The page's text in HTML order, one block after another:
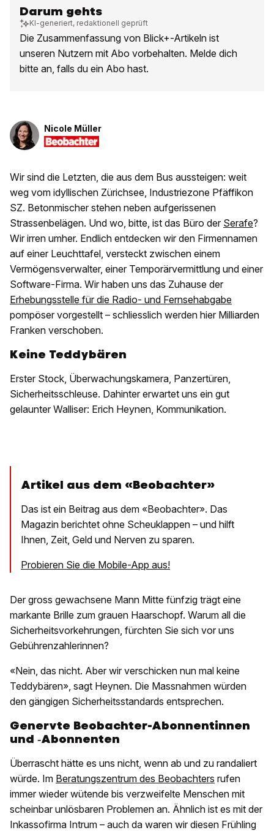
Darum gehts
KI-generiert, redaktionell geprüft
Die Zusammenfassung von Blick+-Artikeln ist
unseren Nutzern mit Abo vorbehalten. Melde dich
bitte an, falls du ein Abo hast.
Nicole Müller
Wir sind die Letzten, die aus dem Bus aussteigen: weit
weg vom idyllischen Zürichsee, Industriezone Pfäffikon
SZ. Betonmischer stehen neben aufgerissenen
Strassenbelägen. Und wo, bitte, ist das Büro der Serafe?
Wir irren umher. Endlich entdecken wir den Firmennamen
auf einer Leuchttafel, versteckt zwischen einem
Vermögensverwalter, einer Temporärvermittlung und einer
Software-Firma. Wir haben uns das Zuhause der
Erhebungsstelle für die Radio- und Fernsehabgabe
pompöser vorgestellt – schliesslich werden hier Milliarden
Franken verschoben.
Keine Teddybären
Erster Stock, Überwachungskamera, Panzertüren,
Sicherheitsschleuse. Dahinter erwartet uns ein gut
gelaunter Walliser: Erich Heynen, Kommunikation.
Artikel aus dem «Beobachter»
Das ist ein Beitrag aus dem «Beobachter». Das
Magazin berichtet ohne Scheuklappen – und hilft
Ihnen, Zeit, Geld und Nerven zu sparen.
Probieren Sie die Mobile-App aus!
Der gross gewachsene Mann Mitte fünfzig trägt eine
markante Brille zum grauen Haarschopf. Warum all die
Sicherheitsvorkehrungen, fürchten Sie sich vor uns
Gebührenzahlerinnen?
«Nein, das nicht. Aber wir verschicken nun mal keine
Teddybären», sagt Heynen. Die Massnahmen würden
den gängigen Sicherheitsstandards entsprechen.
Genervte Beobachter-Abonnentinnen
und ‑Abonnenten
Überrascht hätte es uns nicht, wenn ab und zu randaliert
würde. Im Beratungszentrum des Beobachters rufen
immer wieder wütende bis verzweifelte Menschen mit
scheinbar unlösbaren Problemen an. Ähnlich ist es mit der
Inkassofirma Intrum – auch da waren wir diesen Frühling